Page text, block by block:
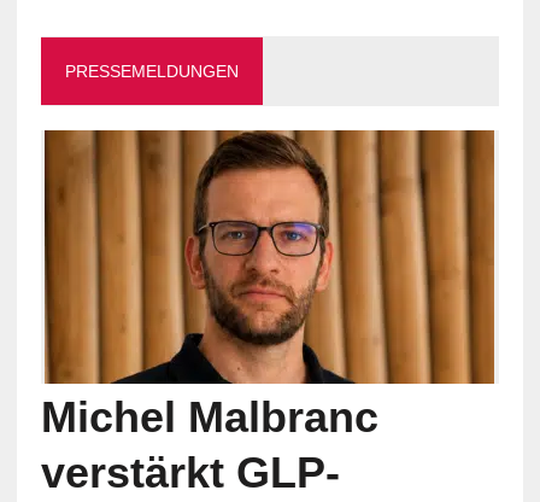
PRESSEMELDUNGEN
Michel Malbranc
verstärkt GLP-